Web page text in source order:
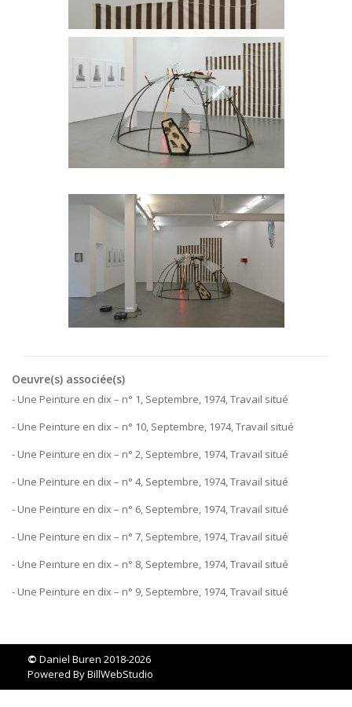
Oeuvre(s) associée(s)
- Une Peinture en dix – n° 1, Septembre, 1974, Travail situé
- Une Peinture en dix – n° 10, Septembre, 1974, Travail situé
- Une Peinture en dix – n° 2, Septembre, 1974, Travail situé
- Une Peinture en dix – n° 4, Septembre, 1974, Travail situé
- Une Peinture en dix – n° 6, Septembre, 1974, Travail situé
- Une Peinture en dix – n° 7, Septembre, 1974, Travail situé
- Une Peinture en dix – n° 8, Septembre, 1974, Travail situé
- Une Peinture en dix – n° 9, Septembre, 1974, Travail situé
© Daniel Buren 2018-2026
Powered ByBillWebStudio